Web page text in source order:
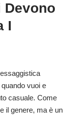
Devono
I
vuoi e
casuale. Come
il genere, ma è un